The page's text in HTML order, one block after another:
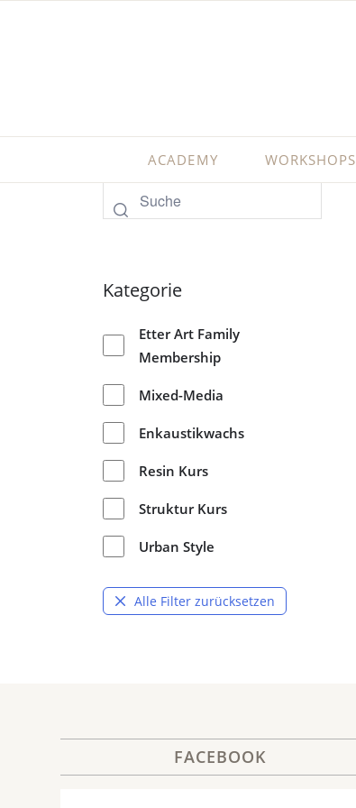
ACADEMY WORKSHOPS
Kategorie
Etter Art Family
Membership
Mixed-Media
Enkaustikwachs
Resin Kurs
Struktur Kurs
Urban Style
Alle Filter zurücksetzen
FACEBOOK